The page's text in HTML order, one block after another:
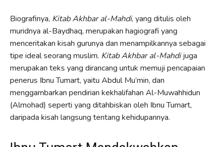
Biografinya, Kitab Akhbar al-Mahdi, yang ditulis oleh
muridnya al-Baydhaq, merupakan hagiografi yang
menceritakan kisah gurunya dan menampilkannya sebagai
tipe ideal seorang muslim. Kitab Akhbar al-Mahdijuga
merupakan teks yang dirancang untuk memuji pencapaian
penerus Ibnu Tumart, yaitu Abdul Mu’min, dan
menggambarkan pendirian kekhalifahan Al-Muwahhidun
(Almohad) seperti yang ditahbiskan oleh Ibnu Tumart,
daripada kisah langsung tentang kehidupannya.